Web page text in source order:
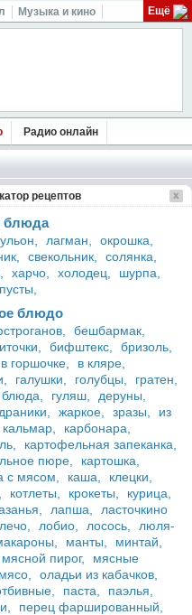
Музыка и кино Ещё
Радио онлайн
рецептов
блюда
лагман,
окрошка,
свекольник,
солянка,
харчо, холодец,
шурпа,
блюдо
бешбармак,
бифштекс,
бризоль,
в горшочке,
в кляре,
галушки, голубцы,
гратен,
гуляш,
деруны,
драники, жаркое, зразы,
из
кальмар,
карбонара,
картофельная запеканка,
пюре,
картошка,
с мясом,
каша,
клецки,
котлеты, крокеты,
курица,
лапша,
ласточкино
лечо, лобио, лосось,
люля-
манты,
минтай,
мясной пирог,
мясные
мясо,
оладьи из кабачков,
паста,
паэлья,
перец фаршированный,